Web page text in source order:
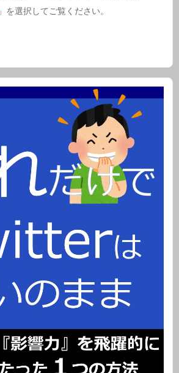
」を選択してご覧ください。